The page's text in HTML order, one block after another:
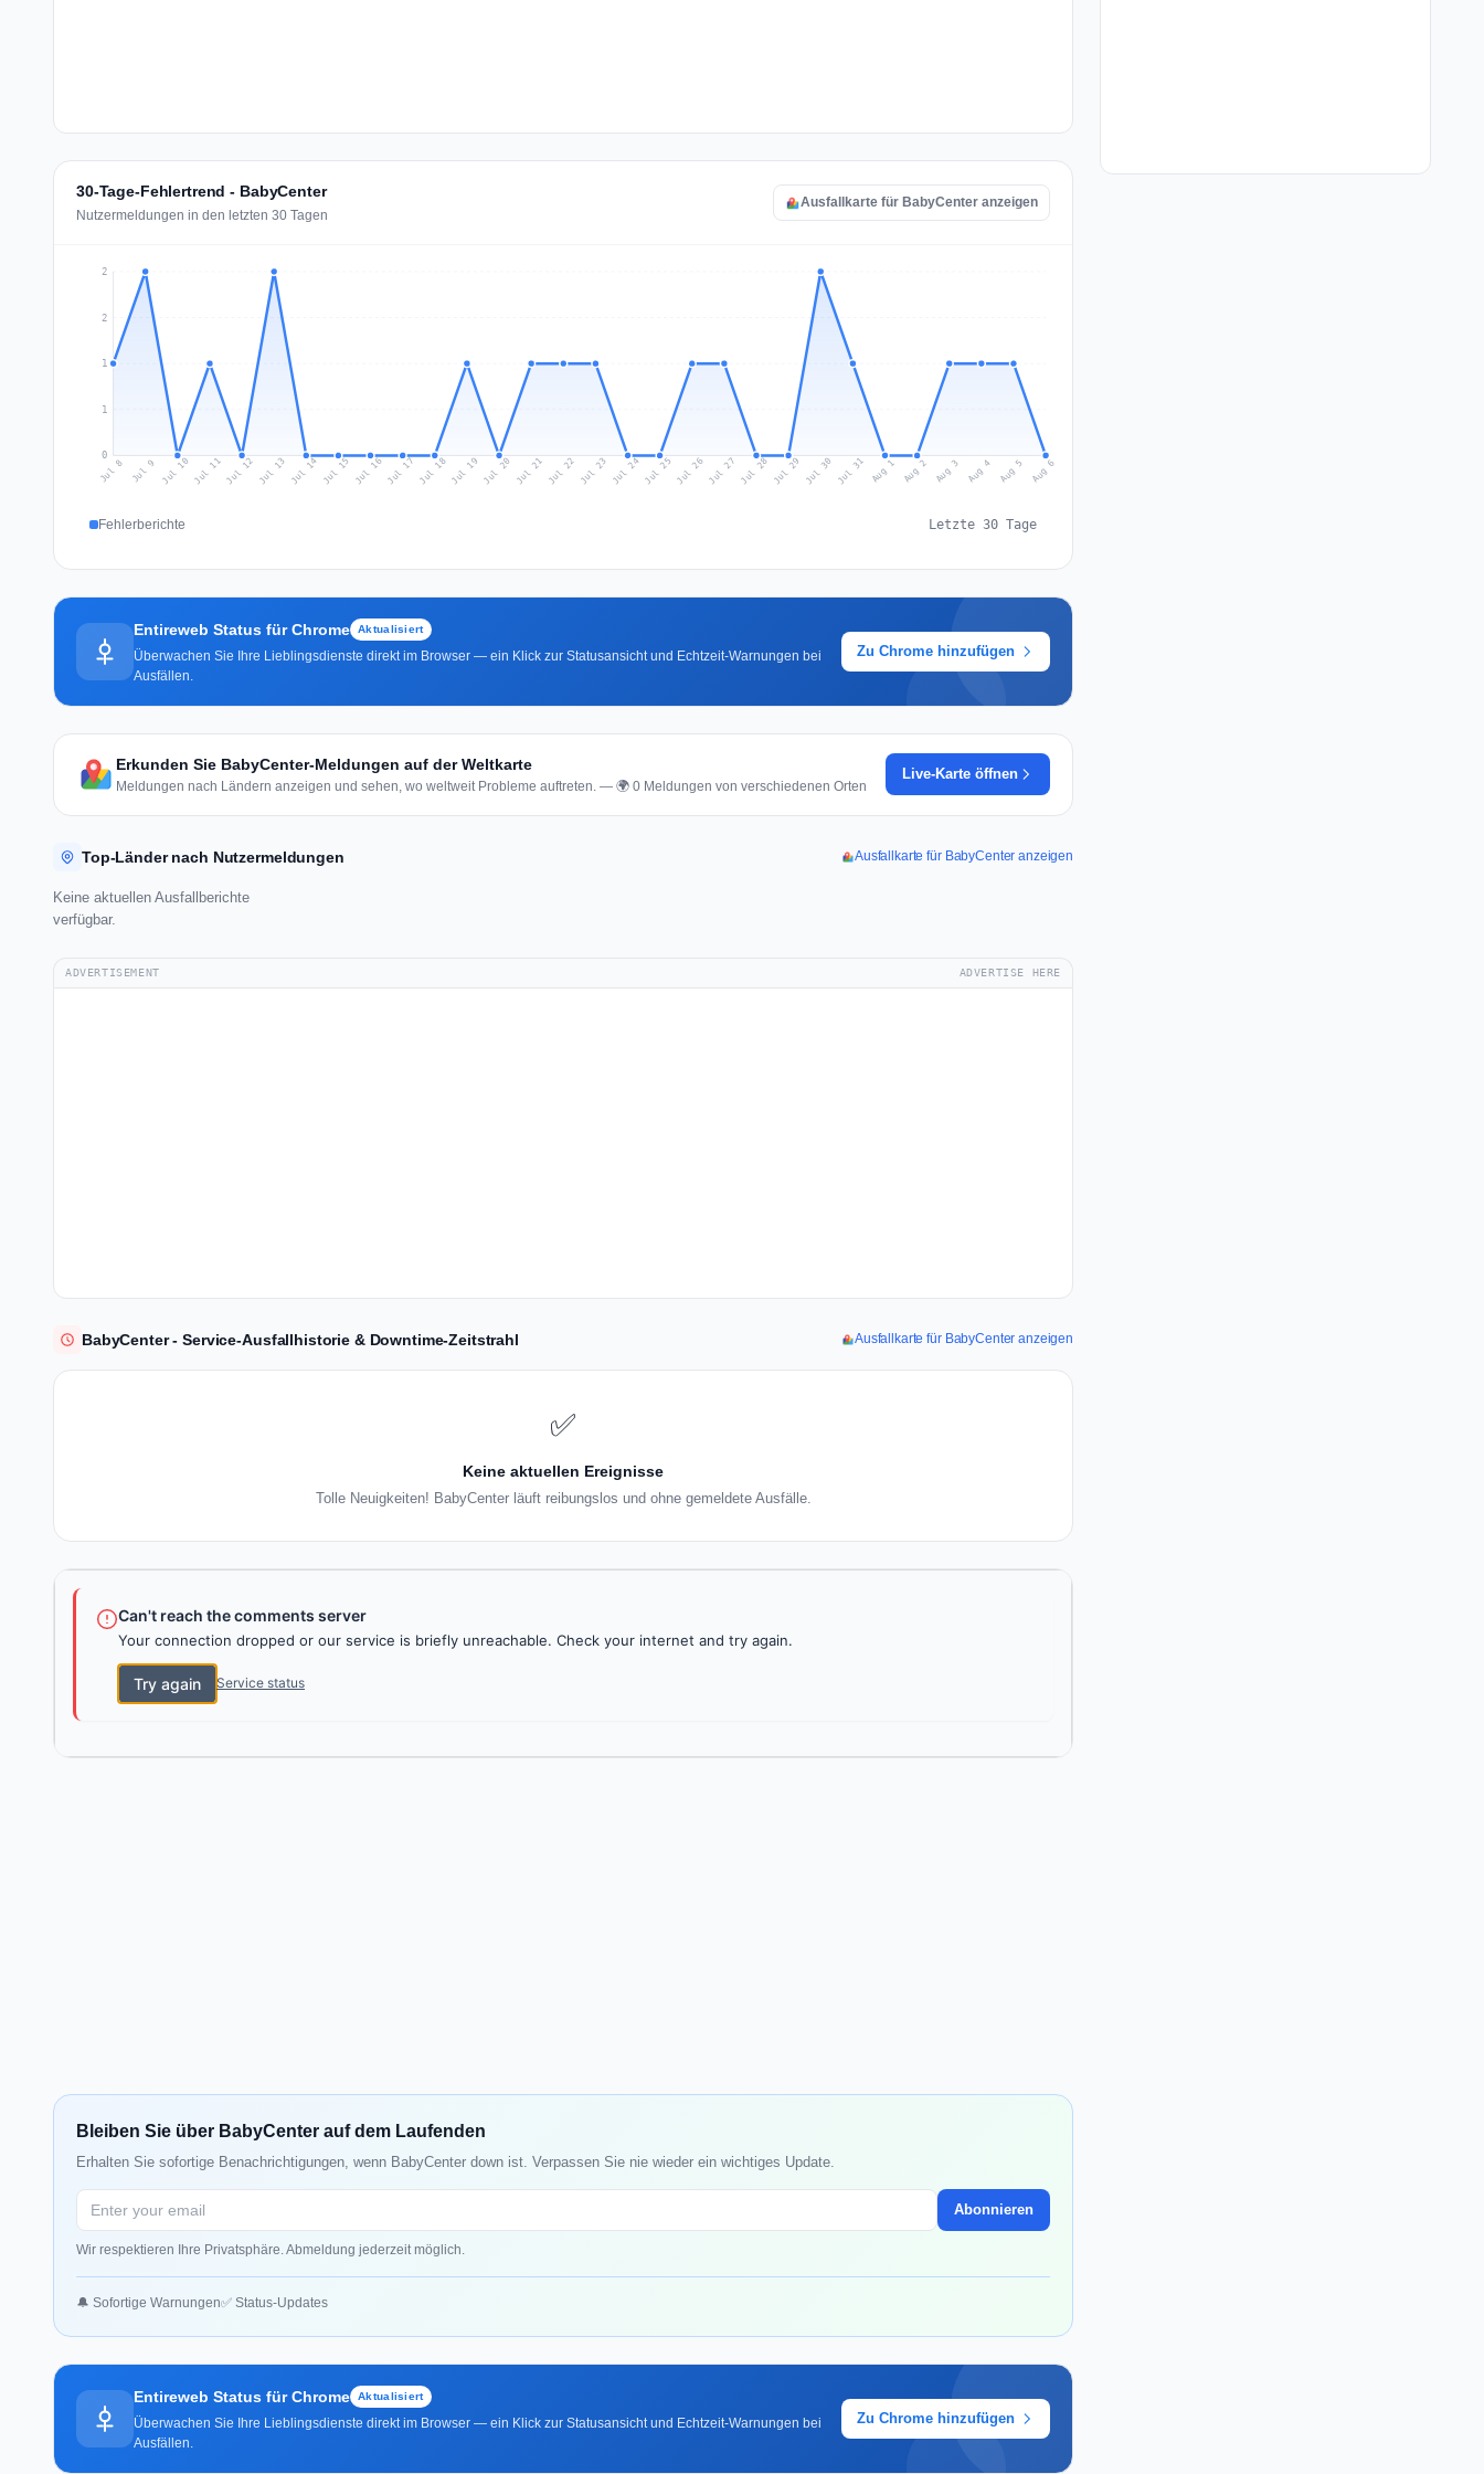
30-Tage-Fehlertrend - BabyCenter
Nutzermeldungen in den letzten 30 Tagen
Ausfallkarte für BabyCenter anzeigen
0
1
1
2
2
Jul 8 Jul 9 Jul 10 Jul 11Jul 12 Jul 13 Jul 14 Jul 15 Jul 16Jul 17 Jul 18Jul 19 Jul 20 Jul 21 Jul 22 Jul 23 Jul 24Jul 25 Jul 26Jul 27 Jul 28 Jul 29 Jul 30 Jul 31 Aug 1 Aug 2 Aug 3 Aug 4 Aug 5 Aug 6
Fehlerberichte Letzte 30 Tage
Entireweb Status für Chrome Aktualisiert
Überwachen Sie Ihre Lieblingsdienste direkt im Browser — ein Klick zur Statusansicht und Echtzeit-Warnungen bei
Ausfällen.
Zu Chrome hinzufügen
Erkunden Sie BabyCenter-Meldungen auf der Weltkarte
Meldungen nach Ländern anzeigen und sehen, wo weltweit Probleme auftreten. — 🌍 0 Meldungen von verschiedenen Orten
Live-Karte öffnen
Top-Länder nach Nutzermeldungen Ausfallkarte für BabyCenter anzeigen
Keine aktuellen Ausfallberichte
verfügbar.
ADVERTISEMENT ADVERTISE HERE
BabyCenter - Service-Ausfallhistorie & Downtime-Zeitstrahl Ausfallkarte für BabyCenter anzeigen
✅
Keine aktuellen Ereignisse
Tolle Neuigkeiten! BabyCenter läuft reibungslos und ohne gemeldete Ausfälle.
Can't reach the comments server
Your connection dropped or our service is briefly unreachable. Check your internet and try again.
Try again Service status
Bleiben Sie über BabyCenter auf dem Laufenden
Erhalten Sie sofortige Benachrichtigungen, wenn BabyCenter down ist. Verpassen Sie nie wieder ein wichtiges Update.
Abonnieren
Wir respektieren Ihre Privatsphäre. Abmeldung jederzeit möglich.
🔔 Sofortige Warnungen✅ Status-Updates
Entireweb Status für Chrome Aktualisiert
Überwachen Sie Ihre Lieblingsdienste direkt im Browser — ein Klick zur Statusansicht und Echtzeit-Warnungen bei
Ausfällen.
Zu Chrome hinzufügen